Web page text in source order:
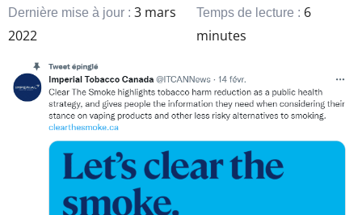
Dernière mise à jour : 3 mars
2022
Temps de lecture : 6
minutes